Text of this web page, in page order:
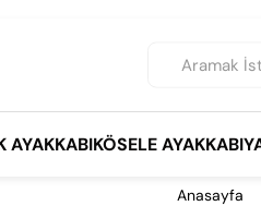
AYAKKABIKÖSELE AYAKKABI
Anasayfa